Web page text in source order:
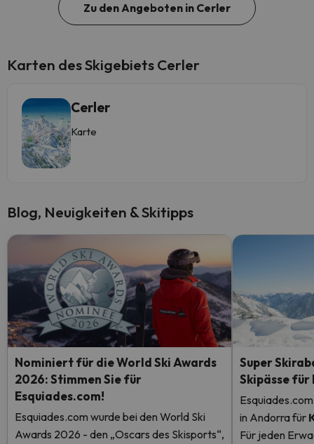
Zu den Angeboten in Cerler
Karten des Skigebiets Cerler
Cerler
Karte
Blog, Neuigkeiten & Skitipps
Nominiert für die World Ski Awards
2026: Stimmen Sie für
Esquiades.com!
Esquiades.com wurde bei den World Ski
Awards 2026 - den „Oscars des Skisports“,
Super
Skipässe
in Andorrafür
Für jeden